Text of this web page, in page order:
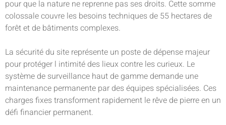
pour que la nature ne reprenne pas ses droits. Cette somme
colossale couvre les besoins techniques de 55 hectares de
forêt et de bâtiments complexes.
La sécurité du site représente un poste de dépense majeur
pour protéger l intimité des lieux contre les curieux. Le
système de surveillance haut de gamme demande une
maintenance permanente par des équipes spécialisées. Ces
charges fixes transforment rapidement le rêve de pierre en un
défi financier permanent.